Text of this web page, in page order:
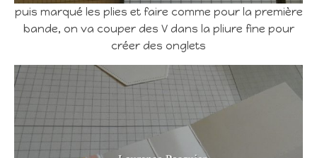
puis marqué les plies et faire comme pour la première
bande, on va couper des V dans la pliure fine pour
créer des onglets